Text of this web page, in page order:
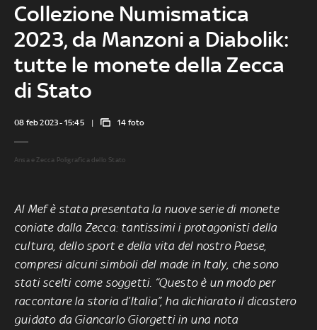
Collezione Numismatica
2023, da Manzoni a Diabolik:
tutte le monete della Zecca
di Stato
08 feb 2023 - 15:45 14 foto
Ansa e Zecca Poligrafica dello Stato
Al Mef è stata presentata la nuove serie di monete
coniate dalla Zecca: tantissimi i protagonisti della
cultura, dello sport e della vita del nostro Paese,
compresi alcuni simboli del made in Italy, che sono
stati scelti come soggetti. “Questo è un modo per
raccontare la storia d’Italia”, ha dichiarato il dicastero
guidato da Giancarlo Giorgetti in una nota